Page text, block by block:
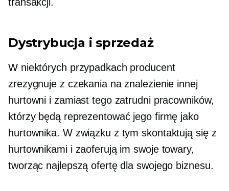
Dystrybucja i sprzedaż
W niektórych przypadkach producent
zrezygnuje z czekania na znalezienie innej
hurtowni i zamiast tego zatrudni pracowników,
którzy będą reprezentować jego firmę jako
hurtownika. W związku z tym skontaktują się z
hurtownikami i zaoferują im swoje towary,
tworząc najlepszą ofertę dla swojego biznesu.